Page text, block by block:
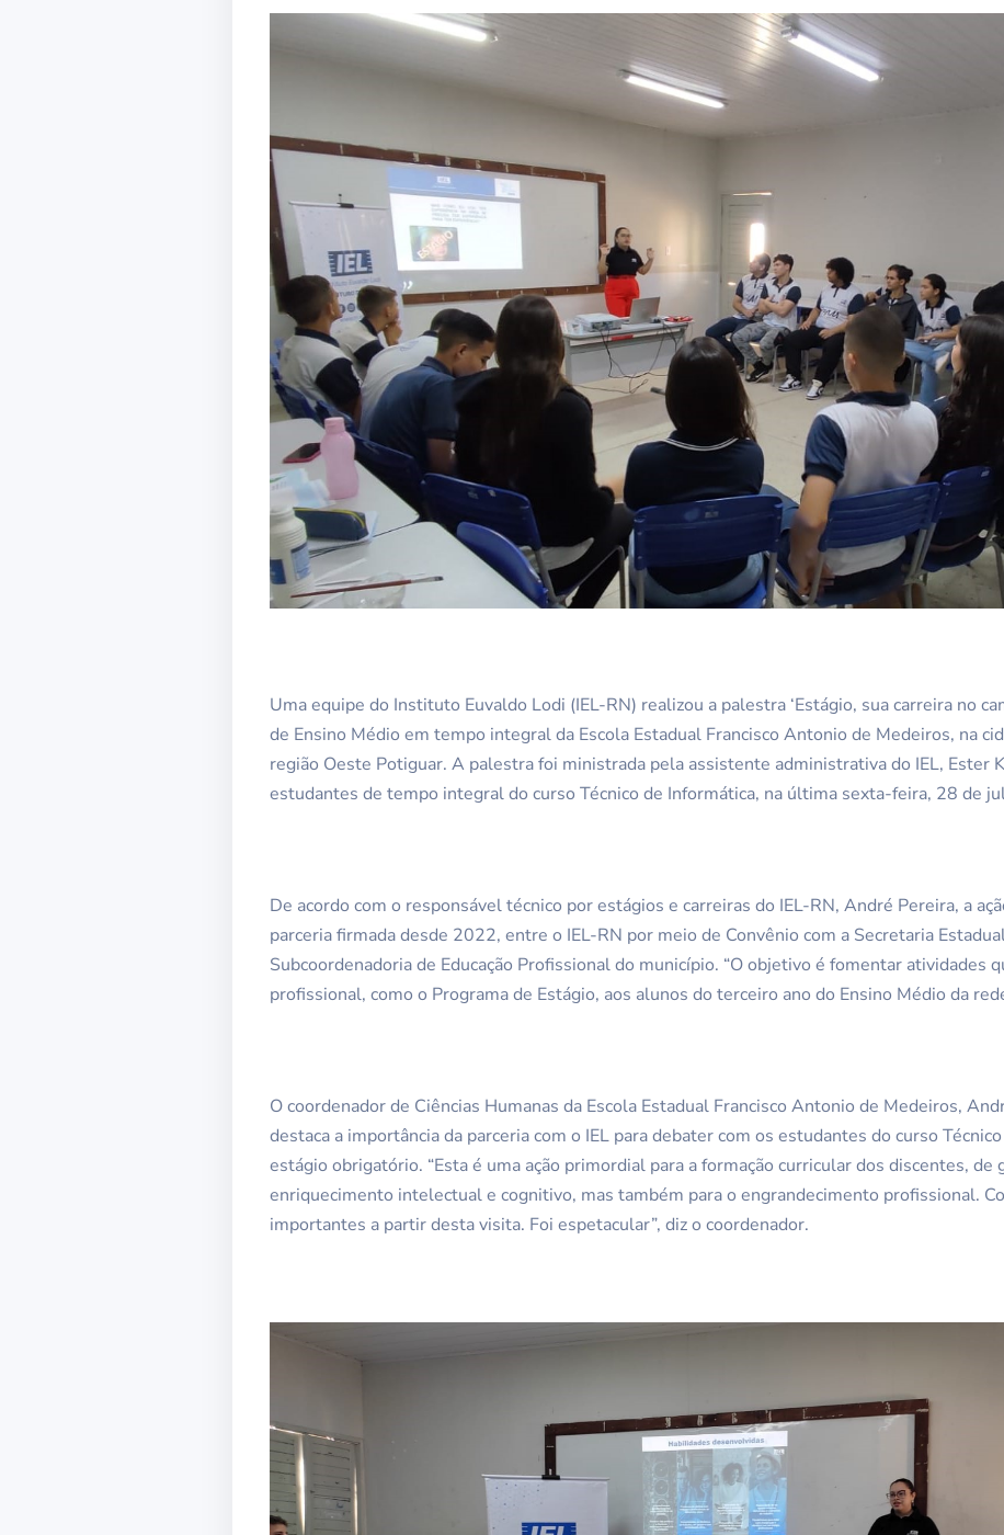
Uma equipe do Instituto Euvaldo Lodi (IEL-RN) realizou a palestra ‘Estágio, sua carreira no
de Ensino Médio em tempo integral da Escola Estadual Francisco Antonio de Medeiros, na
região Oeste Potiguar. A palestra foi ministrada pela assistente administrativa do IEL, Ester
estudantes de tempo integral do curso Técnico de Informática, na última sexta-feira, 28 de
De acordo com o responsável técnico por estágios e carreiras do IEL-RN, André Pereira, a
parceria firmada desde 2022, entre o IEL-RN por meio de Convênio com a Secretaria
Subcoordenadoria de Educação Profissional do município. “O objetivo é fomentar atividades
profissional, como o Programa de Estágio, aos alunos do terceiro ano do Ensino Médio da
O coordenador de Ciências Humanas da Escola Estadual Francisco Antonio de Medeiros,
destaca a importância da parceria com o IEL para debater com os estudantes do curso
estágio obrigatório. “Esta é uma ação primordial para a formação curricular dos discentes, de
enriquecimento intelectual e cognitivo, mas também para o engrandecimento profissional.
importantes a partir desta visita. Foi espetacular”, diz o coordenador.